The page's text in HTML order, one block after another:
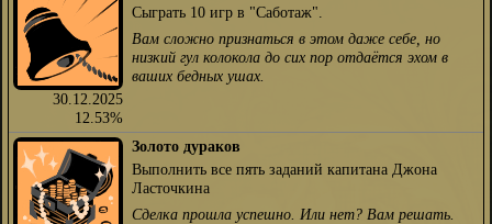
30.12.2025
12.53%
Сыграть 10 игр в "Саботаж".
Вам сложно признаться в этом даже себе, но
низкий гул колокола до сих пор отдаётся эхом в
ваших бедных ушах.
Золото дураков
Выполнить все пять заданий капитана Джона
Ласточкина
Сделка прошла успешно. Или нет? Вам решать.